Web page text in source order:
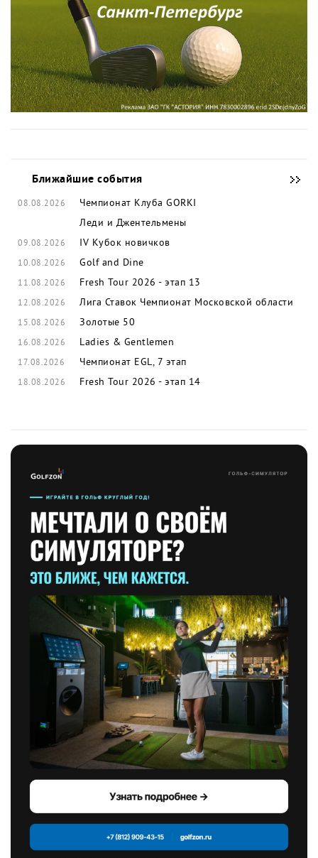
Ближайшие события
08.08.2026
Чемпионат Клуба GORKI
Леди и Джентельмены
09.08.2026 IV Кубок новичков
10.08.2026 Golf and Dine
11.08.2026 Fresh Tour 2026 - этап 13
12.08.2026 Лига Ставок Чемпионат Московской области
15.08.2026 Золотые 50
16.08.2026 Ladies & Gentlemen
17.08.2026 Чемпионат EGL, 7 этап
18.08.2026 Fresh Tour 2026 - этап 14